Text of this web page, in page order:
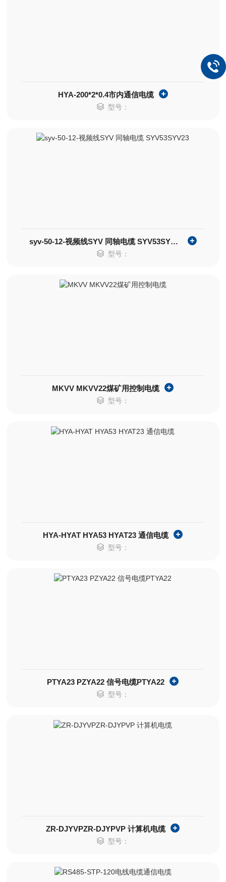
HYA-200*2*0.4市内通信电缆
型号：
syv-50-12-视频线SYV 同轴电缆 SYV53SYV23
型号：
MKVV MKVV22煤矿用控制电缆
型号：
HYA-HYAT HYA53 HYAT23 通信电缆
型号：
PTYA23 PZYA22 信号电缆PTYA22
型号：
ZR-DJYVPZR-DJYPVP 计算机电缆
型号：